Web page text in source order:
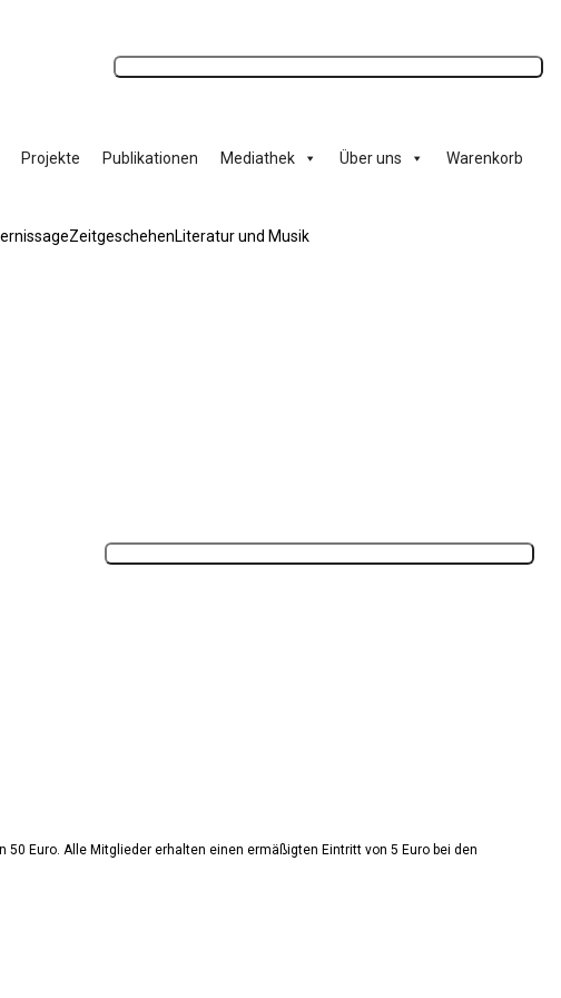
Projekte Publikationen Mediathek Über uns Warenkorb
ZeitgeschehenLiteratur und Musik
Euro. Alle Mitglieder erhalten einen ermäßigten Eintritt von 5 Euro bei den